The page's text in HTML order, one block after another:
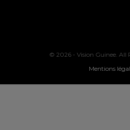
© 2026 - Vision Guinee. All
Mentions